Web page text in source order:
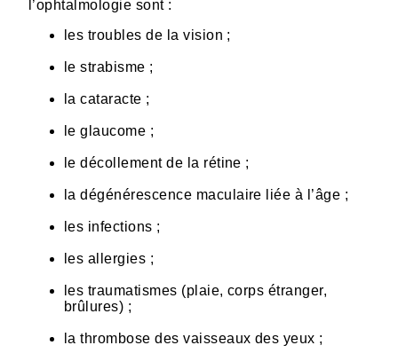
l’ophtalmologie sont :
les troubles de la vision ;
le strabisme ;
la cataracte ;
le glaucome ;
le décollement de la rétine ;
la dégénérescence maculaire liée à l’âge ;
les infections ;
les allergies ;
les traumatismes (plaie, corps étranger,
brûlures) ;
la thrombose des vaisseaux des yeux ;